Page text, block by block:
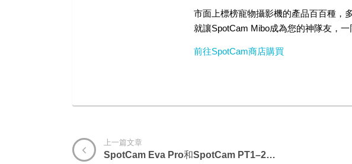
市面上標榜寵物攝影機的產品百百種，
就讓SpotCam Mibo成為您的神隊友，一
前往SpotCam商店購買
上一篇文章
SpotCam Eva Pro和SpotCam PT1–2K超高清可擺頭攝影機新夥伴